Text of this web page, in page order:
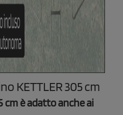
KETTLER 305 cm
cm è adatto anche ai